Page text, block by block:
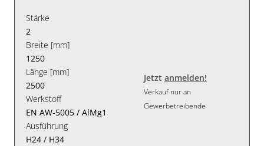
Stärke
2
Breite [mm]
1250
Länge [mm]
2500
Werkstoff
EN AW-5005 / AlMg1
Ausführung
H24 / H34
Jetzt anmelden!
Verkauf nur an
Gewerbetreibende